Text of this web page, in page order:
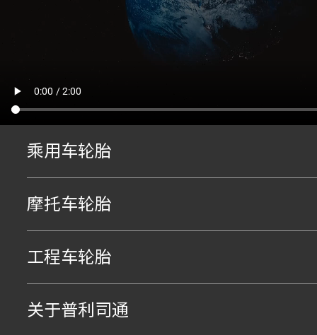
乘用车轮胎
摩托车轮胎
工程车轮胎
关于普利司通